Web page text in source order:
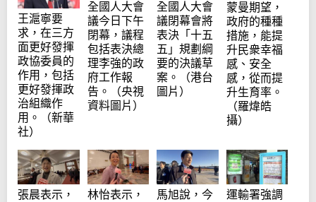
王滬寧要
求，在三方
面更好發揮
政協委員的
作用，包括
更好發揮政
治組織作
用。（新華
社）
全國人大會
議今日下午
閉幕，議程
包括表決總
理李強的政
府工作報
告。（央視
資料圖片）
全國人大會
議閉幕會將
表決「十五
五」規劃綱
要的決議草
案。（港台
圖片）
蒙曼期望，
政府的種種
措施，能提
升民衆幸福
感、安全
感，從而提
升生育率。
（羅煒皓
攝）
張晨表示，
林怡表示，
馬旭說，今
運輸署強調